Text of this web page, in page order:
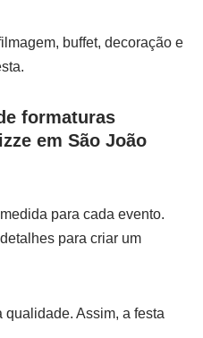
buffet, decoração e
formaturas
em São João
para cada evento.
para criar um
Assim, a festa